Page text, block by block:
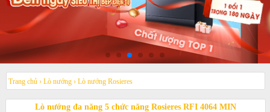
Trang chủ › Lò nướng › Lò nướng Rosieres
Lò nướng đa năng 5 chức năng Rosieres RFI 4064 MIN